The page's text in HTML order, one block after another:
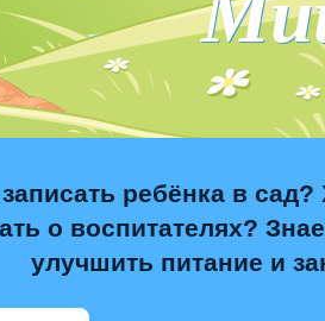
ребёнка в сад?
о воспитателях?
улучшить питание и